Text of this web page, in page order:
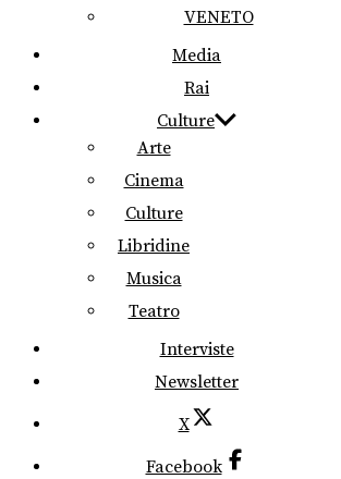
VENETO
Media
Rai
Culture
Arte
Cinema
Culture
Libridine
Musica
Teatro
Interviste
Newsletter
X
Facebook